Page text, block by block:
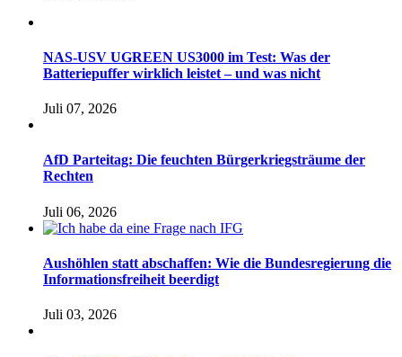
NAS-USV UGREEN US3000 im Test: Was der
Batteriepuffer wirklich leistet – und was nicht
Juli 07, 2026
AfD Parteitag: Die feuchten Bürgerkriegsträume der
Rechten
Juli 06, 2026
Aushöhlen statt abschaffen: Wie die Bundesregierung die
Informationsfreiheit beerdigt
Juli 03, 2026